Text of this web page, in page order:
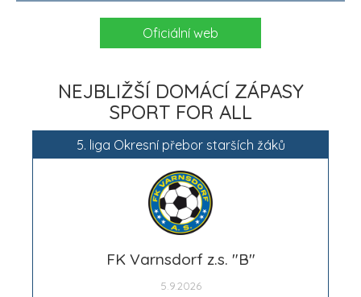
Oficiální web
NEJBLIŽŠÍ DOMÁCÍ ZÁPASY
SPORT FOR ALL
5. liga Okresní přebor starších žáků
FK Varnsdorf z.s. "B"
5.9.2026